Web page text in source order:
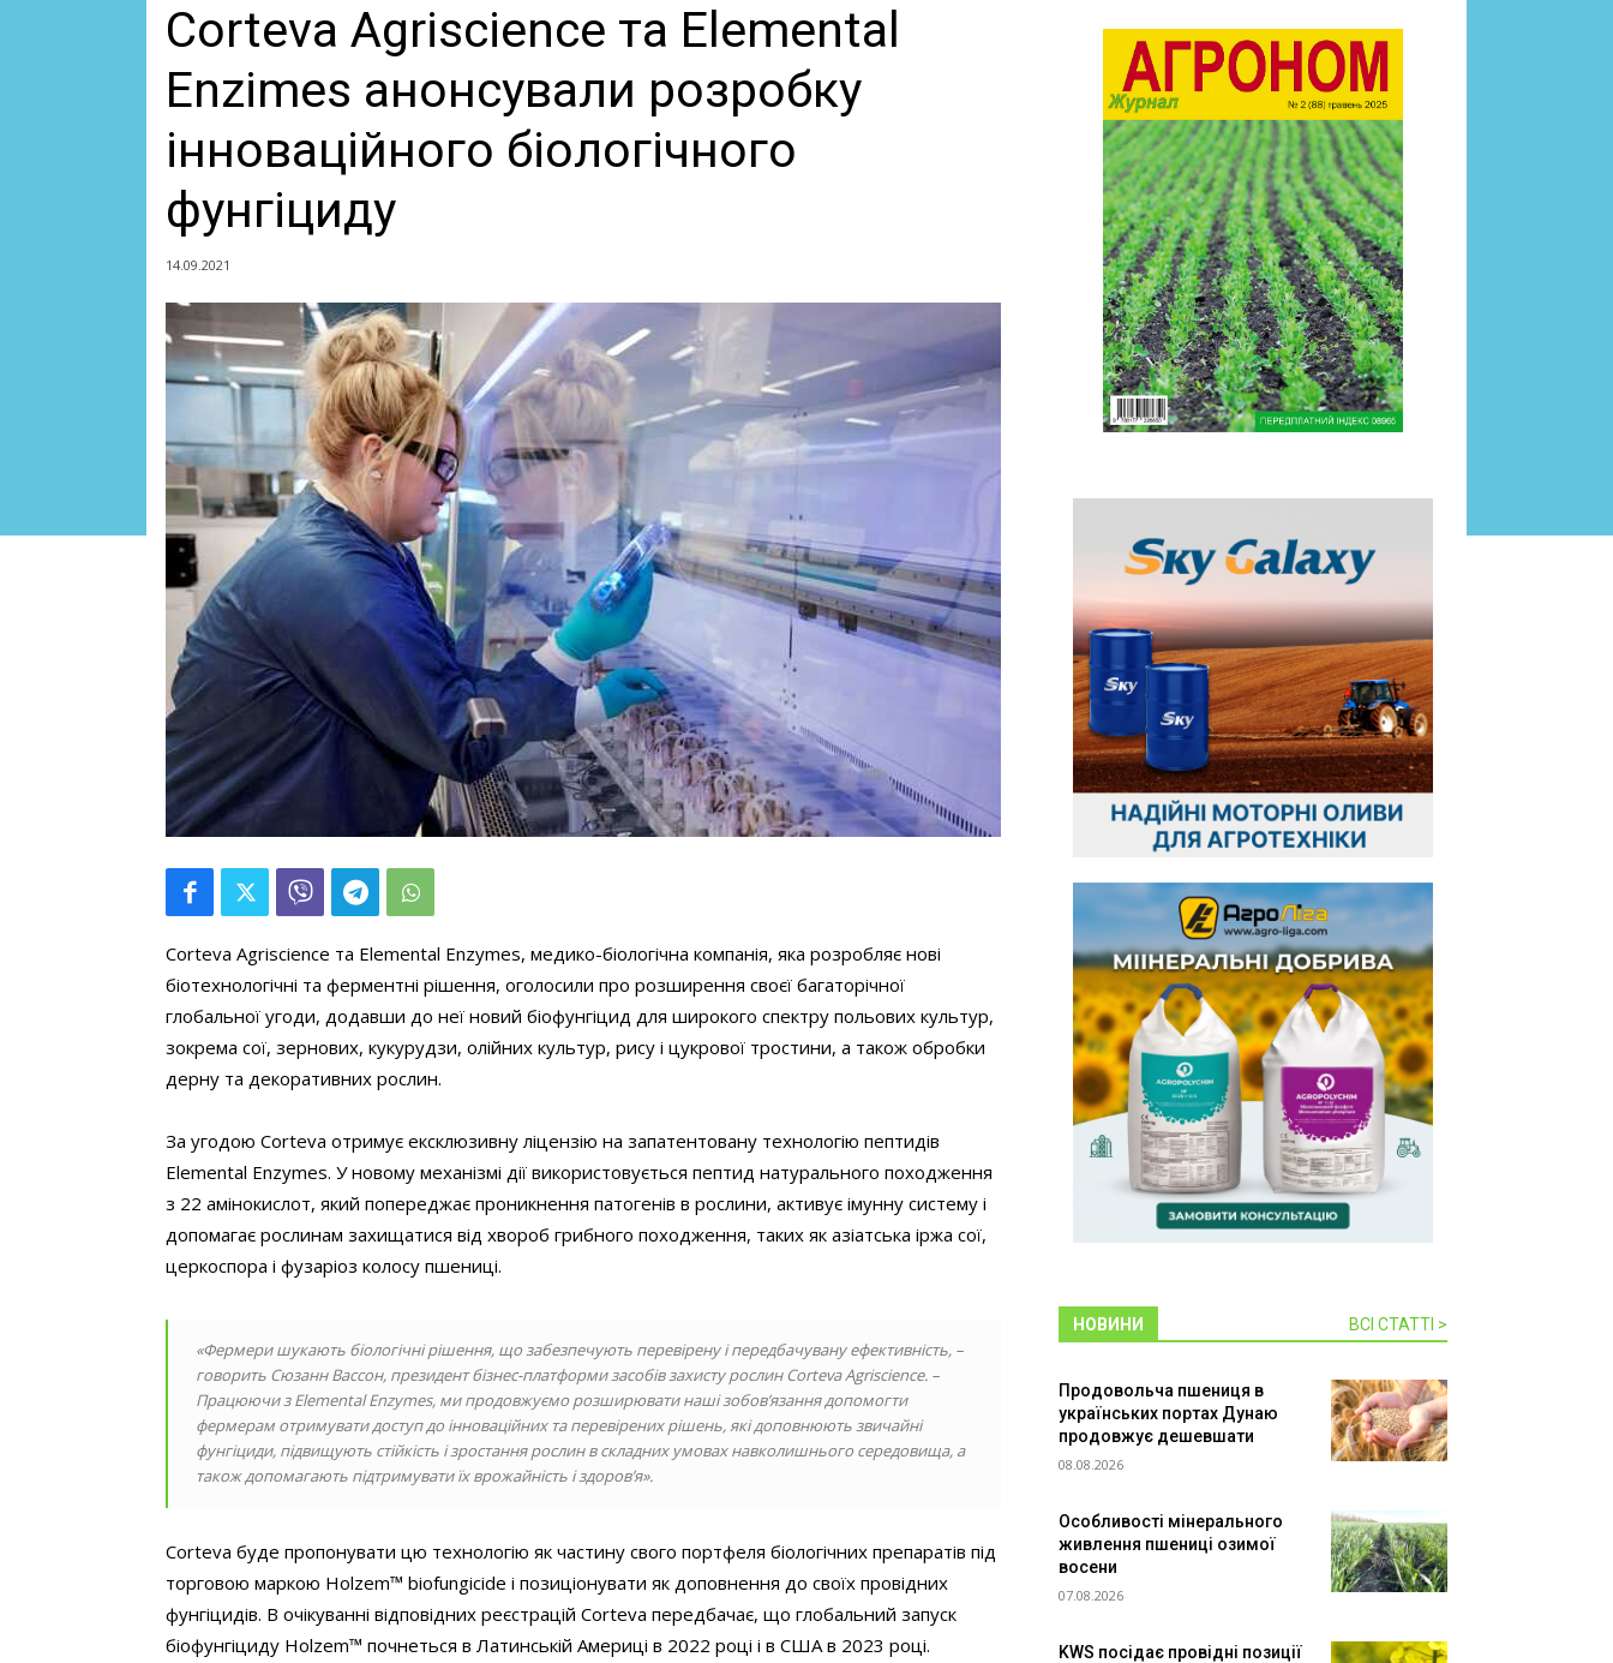
Corteva Agriscience та Elemental
Enzimes анонсували розробку
інноваційного біологічного
фунгіциду
14.09.2021
Corteva Agriscience та Elemental Enzymes, медико-біологічна компанія, яка розробляє нові
біотехнологічні та ферментні рішення, оголосили про розширення своєї багаторічної
глобальної угоди, додавши до неї новий біофунгіцид для широкого спектру польових культур,
зокрема сої, зернових, кукурудзи, олійних культур, рису і цукрової тростини, а також обробки
дерну та декоративних рослин.
За угодою Corteva отримує ексклюзивну ліцензію на запатентовану технологію пептидів
Elemental Enzymes. У новому механізмі дії використовується пептид натурального походження
з 22 амінокислот, який попереджає проникнення патогенів в рослини, активує імунну систему і
допомагає рослинам захищатися від хвороб грибного походження, таких як азіатська іржа сої,
церкоспора і фузаріоз колосу пшениці.
«Фермери шукають біологічні рішення, що забезпечують перевірену і передбачувану ефективність, –
говорить Сюзанн Вассон, президент бізнес-платформи засобів захисту рослин Corteva Agriscience. –
Працюючи з Elemental Enzymes, ми продовжуємо розширювати наші зобов’язання допомогти
фермерам отримувати доступ до інноваційних та перевірених рішень, які доповнюють звичайні
фунгіциди, підвищують стійкість і зростання рослин в складних умовах навколишнього середовища, а
також допомагають підтримувати їх врожайність і здоров’я».
Corteva буде пропонувати цю технологію як частину свого портфеля біологічних препаратів під
торговою маркою Holzem™ biofungicide і позиціонувати як доповнення до своїх провідних
фунгіцидів. В очікуванні відповідних реєстрацій Corteva передбачає, що глобальний запуск
біофунгіциду Holzem™ почнеться в Латинській Америці в 2022 році і в США в 2023 році.
НОВИНИ ВСІ СТАТТІ >
Продовольча пшениця в
українських портах Дунаю
продовжує дешевшати
08.08.2026
Особливості мінерального
живлення пшениці озимої
восени
07.08.2026
KWS посідає провідні позиції